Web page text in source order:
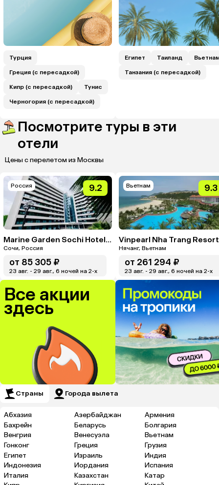
Турция
Греция (с пересадкой)
Кипр (с пересадкой) Тунис
Черногория (с пересадкой)
Египет Таиланд
Танзания (с пересадкой)
Посмотрите туры в эти
отели
Цены с перелетом из Москвы
Россия 9.2
Marine Garden Sochi Hotels & Spa By ZONT Hotel Group
Сочи, Россия
от 85 305 ₽
23 авг. - 29 авг., 6 ночей на 2-x
Вьетнам 9.3
Vinpearl Nha Trang Resort
Нячанг, Вьетнам
от 261 294 ₽
23 авг. - 29 авг., 6 ночей на 2-x
Все акции
здесь
Страны Города вылета
Абхазия Азербайджан
Армения
Бахрейн
Беларусь
Болгария
Венгрия
Венесуэла
Вьетнам
Гонконг
Греция
Грузия
Египет
Израиль
Индия
Индонезия
Иордания
Испания
Италия
Казахстан
Катар